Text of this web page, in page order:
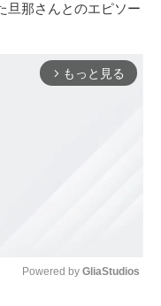
旦那さんとのエピソー
arrow_forward_ios もっと見る
Powered by GliaStudios